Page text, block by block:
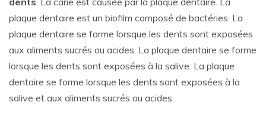
plaque dentaire est un biofilm composé de bactéries. La
plaque dentaire se forme lorsque les dents sont exposées
aux aliments sucrés ou acides. La plaque dentaire se forme
lorsque les dents sont exposées à la salive. La plaque
dentaire se forme lorsque les dents sont exposées à la
salive et aux aliments sucrés ou acides.